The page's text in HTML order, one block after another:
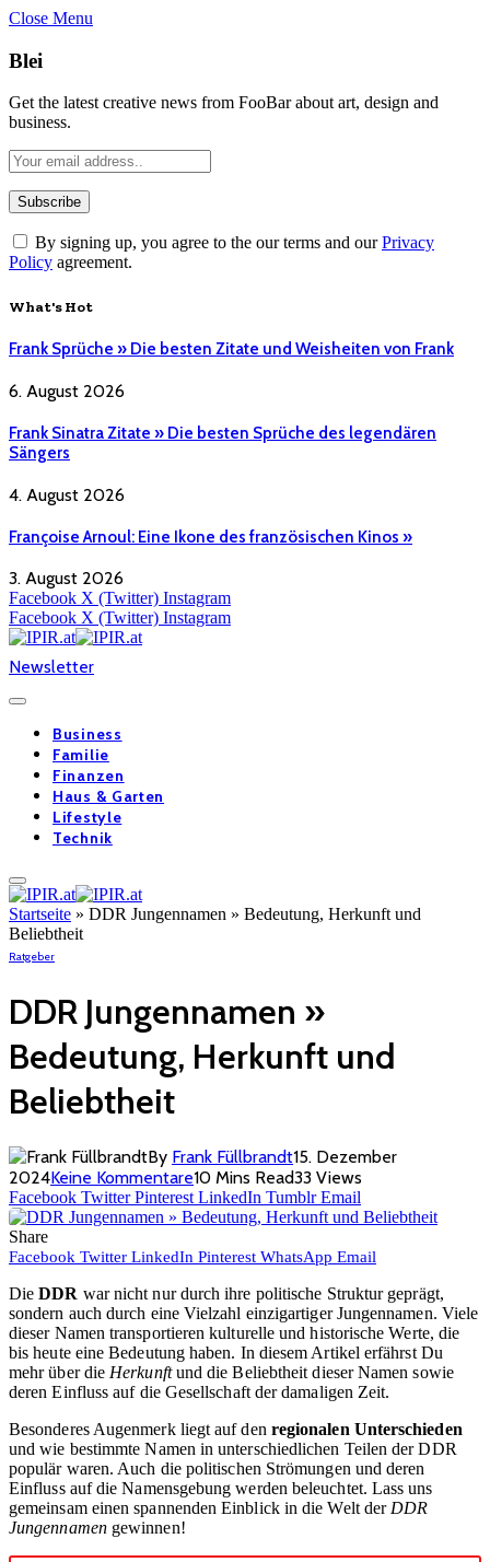
Close Menu
Blei
Get the latest creative news from FooBar about art, design and
business.
By signing up, you agree to the our terms and ourPrivacy
Policy agreement.
What's Hot
Frank Sprüche » Die besten Zitate und Weisheiten von Frank
6. August 2026
Frank Sinatra Zitate » Die besten Sprüche des legendären
Sängers
4. August 2026
Françoise Arnoul: Eine Ikone des französischen Kinos »
3. August 2026
Facebook X (Twitter) Instagram
Facebook X (Twitter) Instagram
Newsletter
Business
Familie
Finanzen
Haus & Garten
Lifestyle
Technik
Startseite » DDR Jungennamen » Bedeutung, Herkunft und
Beliebtheit
Ratgeber
DDR Jungennamen »
Bedeutung, Herkunft und
Beliebtheit
By Frank Füllbrandt15. Dezember
2024Keine Kommentare10 Mins Read33 Views
Facebook Twitter Pinterest LinkedIn Tumblr Email
Share
Facebook Twitter LinkedIn Pinterest WhatsApp Email
DieDDR war nicht nur durch ihre politische Struktur geprägt,
sondern auch durch eine Vielzahl einzigartiger Jungennamen. Viele
dieser Namen transportieren kulturelle und historische Werte, die
bis heute eine Bedeutung haben. In diesem Artikel erfährst Du
mehr über die Herkunftund die Beliebtheit dieser Namen sowie
deren Einfluss auf die Gesellschaft der damaligen Zeit.
Besonderes Augenmerk liegt auf den regionalen Unterschieden
und wie bestimmte Namen in unterschiedlichen Teilen der DDR
populär waren. Auch die politischen Strömungen und deren
Einfluss auf die Namensgebung werden beleuchtet. Lass uns
gemeinsam einen spannenden Einblick in die Welt der DDR
Jungennamengewinnen!